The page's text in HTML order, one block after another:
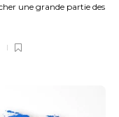
une grande partie des